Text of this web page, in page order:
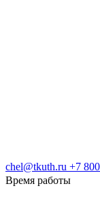
chel@tkuth.ru +7
Время работы